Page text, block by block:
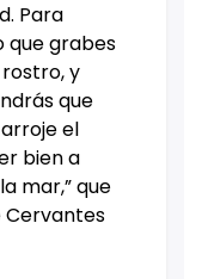
Para
que grabes
y
que
el
bien a
mar,” que
Cervantes